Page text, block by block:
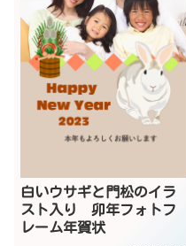
白いウサギと門松のイラ
スト入り 卯年フォトフ
レーム年賀状